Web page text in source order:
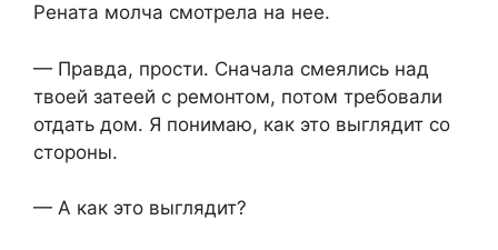
Рената молча смотрела на нее.
— Правда, прости. Сначала смеялись над
твоей затеей с ремонтом, потом требовали
отдать дом. Я понимаю, как это выглядит со
стороны.
— А как это выглядит?